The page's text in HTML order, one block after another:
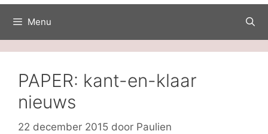
Menu
PAPER: kant-en-klaar
nieuws
22 december 2015 door Paulien